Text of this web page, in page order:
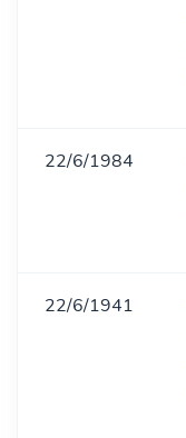
22/6/1984
22/6/1941